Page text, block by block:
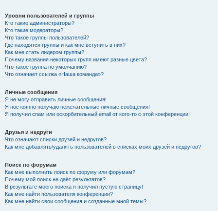
Уровни пользователей и группы
Кто такие администраторы?
Кто такие модераторы?
Что такое группы пользователей?
Где находятся группы и как мне вступить в них?
Как мне стать лидером группы?
Почему названия некоторых групп имеют разные цвета?
Что такое группа по умолчанию?
Что означает ссылка «Наша команда»?
Личные сообщения
Я не могу отправить личные сообщения!
Я постоянно получаю нежелательные личные сообщения!
Я получил спам или оскорбительный email от кого-то с этой конференции!
Друзья и недруги
Что означают списки друзей и недругов?
Как мне добавлять/удалять пользователей в списках моих друзей и недругов?
Поиск по форумам
Как мне выполнить поиск по форуму или форумам?
Почему мой поиск не даёт результатов?
В результате моего поиска я получил пустую страницу!
Как мне найти пользователя конференции?
Как мне найти свои сообщения и созданные мной темы?